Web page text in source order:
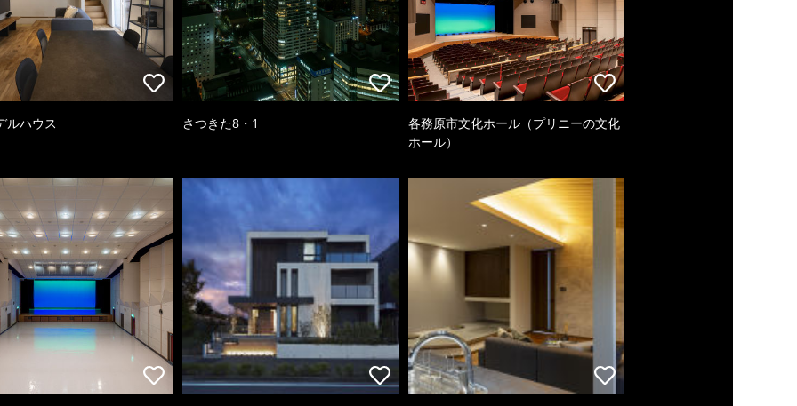
ルハウス さつきた8・1
各務原市文化ホール（プリニーの文化
ホール）